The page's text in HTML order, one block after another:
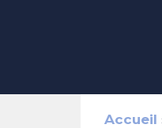
Accueil